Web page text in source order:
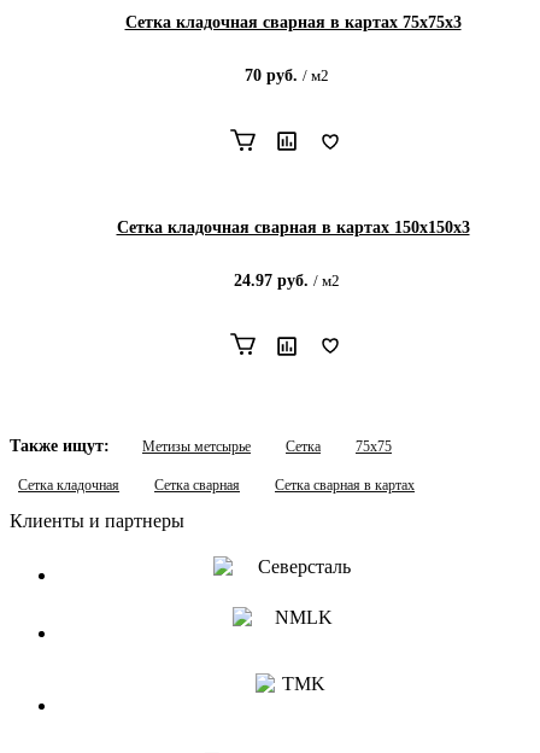
Сетка кладочная сварная в картах 75х75х3
70 руб. / м2
Сетка кладочная сварная в картах 150х150х3
24.97 руб. / м2
Также ищут: Метизы метсырье Сетка 75x75
Сетка кладочная Сетка сварная Сетка сварная в картах
Клиенты и партнеры